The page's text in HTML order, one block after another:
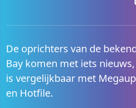
De oprichters van de
Bay komen met iets
is vergelijkbaar met
en Hotfile.